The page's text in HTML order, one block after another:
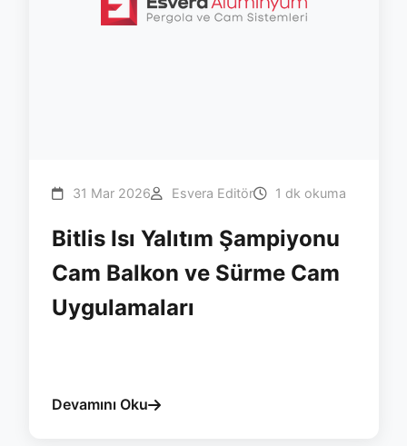
31 Mar 2026 Esvera Editör 1 dk okuma
Bitlis Isı Yalıtım Şampiyonu
Cam Balkon ve Sürme Cam
Uygulamaları
Devamını Oku